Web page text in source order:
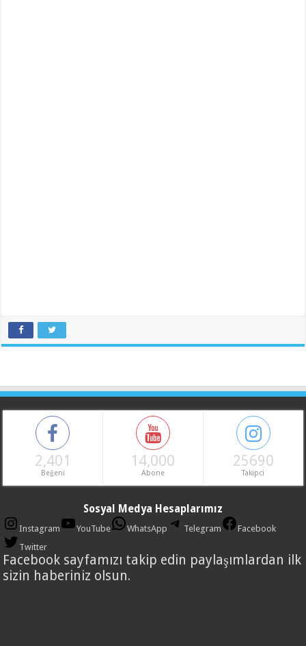
2,401
Beğeni
14,000
Abone
25690
Takipci
Sosyal Medya Hesaplarımız
Instagram YouTube WhatsApp Telegram
Facebook
Twitter
Facebook sayfamızı takip edin paylaşımlardan ilk
sizin haberiniz olsun.